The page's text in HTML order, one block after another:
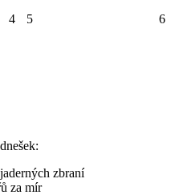
4 5 6
zbraní
za mír